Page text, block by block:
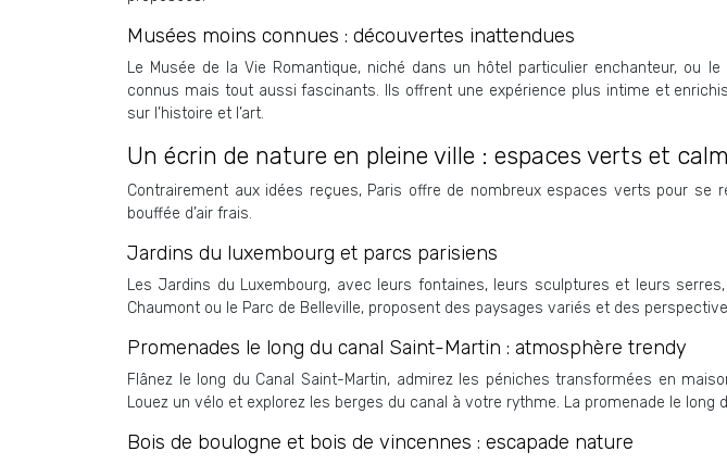
Musées moins connues : découvertes inattendues
Le Musée de la Vie Romantique, niché dans un hôtel particulier enchanteur, ou
connus mais tout aussi fascinants. Ils offrent une expérience plus intime et
sur l’histoire et l’art.
Un écrin de nature en pleine ville : espaces verts et
Contrairement aux idées reçues, Paris offre de nombreux espaces verts pour se
bouffée d’air frais.
Jardins du luxembourg et parcs parisiens
Les Jardins du Luxembourg, avec leurs fontaines, leurs sculptures et leurs
Chaumont ou le Parc de Belleville, proposent des paysages variés et des
Promenades le long du canal Saint-Martin : atmosphère trendy
Flânez le long du Canal Saint-Martin, admirez les péniches transformées en
Louez un vélo et explorez les berges du canal à votre rythme. La promenade le long
Bois de boulogne et bois de vincennes : escapade nature